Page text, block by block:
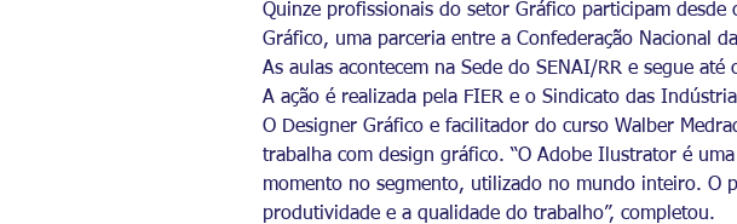
Quinze profissionais do setor Gráfico participam
Gráfico, uma parceria entre a Confederação Nacional
As aulas acontecem na Sede do SENAI/RR e segue
A ação é realizada pela FIER e o Sindicato das
O Designer Gráfico e facilitador do curso Walber
trabalha com design gráfico. “O Adobe Ilustrator é
momento no segmento, utilizado no mundo inteiro. O
produtividade e a qualidade do trabalho”, completou.